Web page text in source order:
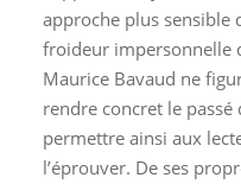
approche plus sensible
froideur impersonnelle
Maurice Bavaud ne
rendre concret le
permettre ainsi aux
l’éprouver. De ses